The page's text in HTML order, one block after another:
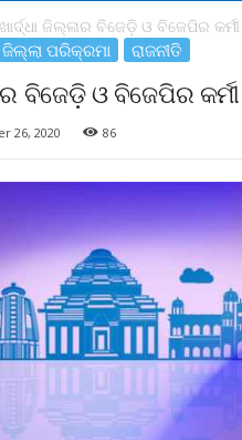
ଜିଲ୍ଳାର ବିଜେଡ଼ି ଓ ବିଜେପିର
ଜିଲ୍ଲା ପରିକ୍ରମା ରାଜନୀତି
ବିଜେଡ଼ି ଓ ବିଜେପିର
26, 2020 86